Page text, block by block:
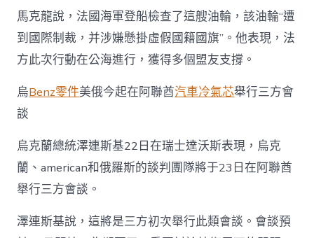
馬克龍說，法國海軍登船檢查了這艘油輪，該油輪“遭
到國際制裁，并涉嫌懸掛虛假國籍國旗”。他表現，法
方此次行動在公海進行，獲得多個盟友支撐。
烏Benz零件美俄今起在阿聯酋汽車冷氣芯舉行三方會
談
烏克蘭總統澤連斯基22日在瑞士達沃斯表現，烏克
蘭、american和俄羅斯的談判團隊將于23日在阿聯酋
舉行三方會談。
澤連斯基說，這將是三方初次舉行此類會談。會談預